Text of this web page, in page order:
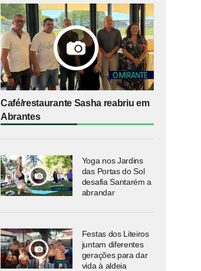
Café/restaurante Sasha reabriu em
Abrantes
Yoga nos Jardins
das Portas do Sol
desafia Santarém a
abrandar
Festas dos Liteiros
juntam diferentes
gerações para dar
vida à aldeia